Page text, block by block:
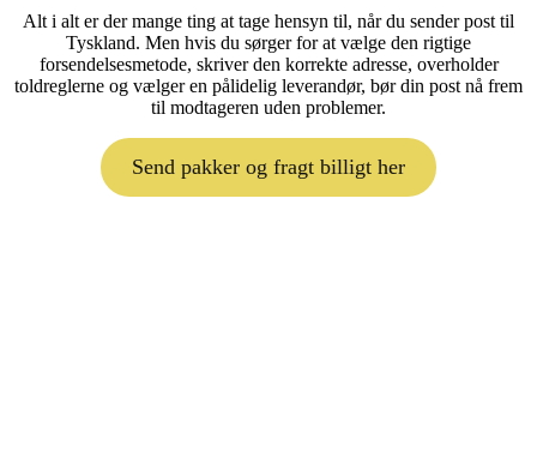
Alt i alt er der mange ting at tage hensyn til, når du sender post til
Tyskland. Men hvis du sørger for at vælge den rigtige
forsendelsesmetode, skriver den korrekte adresse, overholder
toldreglerne og vælger en pålidelig leverandør, bør din post nå frem
til modtageren uden problemer.
Send pakker og fragt billigt her